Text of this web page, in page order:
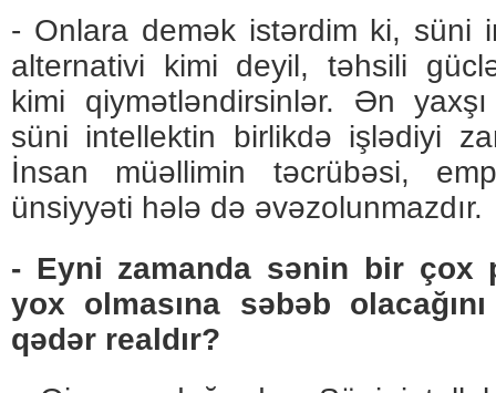
- Onlara demək istərdim ki, süni
alternativi kimi deyil, təhsili
kimi qiymətləndirsinlər. Ən
süni intellektin birlikdə işlədiyi
İnsan müəllimin təcrübəsi,
ünsiyyəti hələ də əvəzolunmazdır.
- Eyni zamanda sənin bir çox
yox olmasına səbəb
qədər realdır?